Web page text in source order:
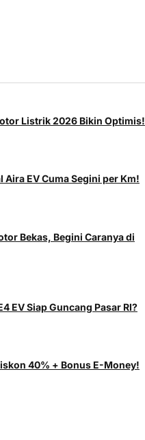
Listrik 2026 Bikin Optimis!
Aira EV Cuma Segini per Km!
Bekas, Begini Caranya di
EV Siap Guncang Pasar RI?
40% + Bonus E-Money!